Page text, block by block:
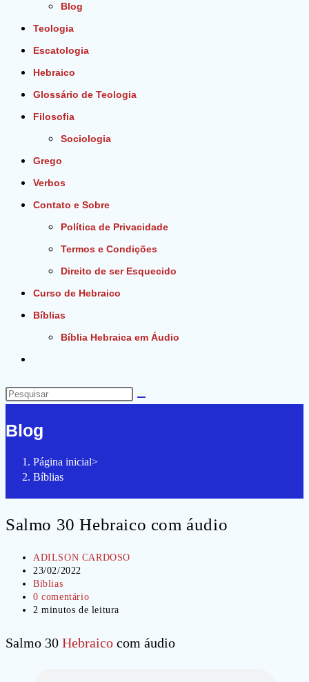
Blog
Teologia
Escatologia
Hebraico
Glossário de Teologia
Filosofia
Sociologia
Grego
Verbos
Contato e Sobre
Política de Privacidade
Termos e Condições
Direito de ser Esquecido
Curso de Hebraico
Bíblias
Bíblia Hebraica em Áudio
do
site
Pesquisar
site
Blog
Página inicial>
Bíblias
Salmo 30 Hebraico com áudio
Autor
do
post:
ADILSON CARDOSO
Post
publicado:
23/02/2022
Categoria
do
post:
Bíblias
Comentários
do
0 comentário
Tempo
2 minutos de leitura
Salmo 30 Hebraico com áudio